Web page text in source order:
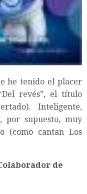
he tenido el placer
revés”, el título
Inteligente,
por supuesto, muy
(como cantan Los
de